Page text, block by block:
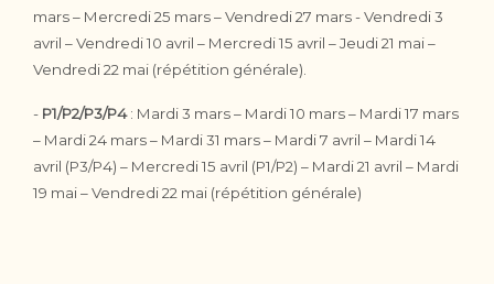
mars – Mercredi 25 mars – Vendredi 27 mars - Vendredi 3
avril – Vendredi 10 avril – Mercredi 15 avril – Jeudi 21 mai –
Vendredi 22 mai (répétition générale).
- P1/P2/P3/P4: Mardi 3 mars – Mardi 10 mars – Mardi 17 mars
– Mardi 24 mars – Mardi 31 mars – Mardi 7 avril – Mardi 14
avril (P3/P4) – Mercredi 15 avril (P1/P2) – Mardi 21 avril – Mardi
19 mai – Vendredi 22 mai (répétition générale)